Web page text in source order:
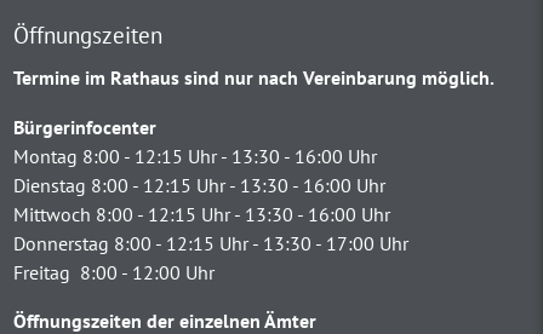
Öffnungszeiten
Termine im Rathaus sind nur nach Vereinbarung möglich.
Bürgerinfocenter
Montag 8:00 - 12:15 Uhr - 13:30 - 16:00 Uhr
Dienstag 8:00 - 12:15 Uhr - 13:30 - 16:00 Uhr
Mittwoch 8:00 - 12:15 Uhr - 13:30 - 16:00 Uhr
Donnerstag 8:00 - 12:15 Uhr - 13:30 - 17:00 Uhr
Freitag 8:00 - 12:00 Uhr
Öffnungszeiten der einzelnen Ämter